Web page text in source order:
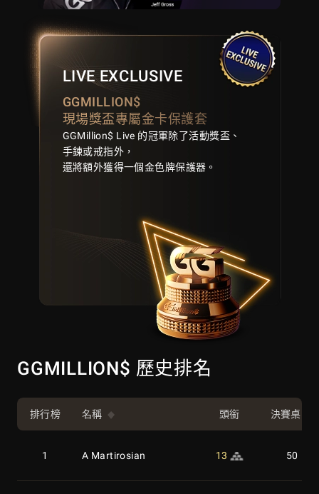
LIVE EXCLUSIVE
GGMILLION$
現場獎盃專屬金卡保護套
GGMillion$ Live 的冠軍除了活動獎盃、
手鍊或戒指外，
還將額外獲得一個金色牌保護器。
GGMILLION$ 歷史排名
排行榜 名稱 頭銜 決賽桌
1 A Martirosian 13 50